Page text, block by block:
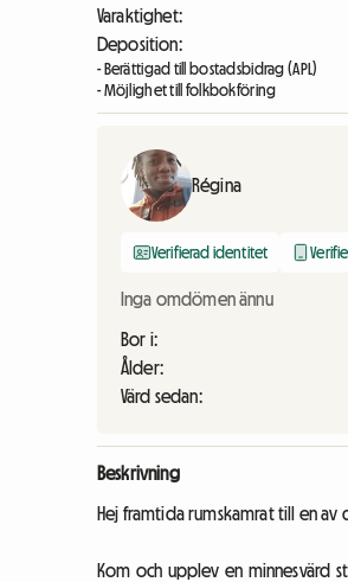
Varaktighet:
Deposition:
- Berättigad till bostadsbidrag (APL)
- Möjlighet till folkbokföring
Régina
Verifierad identitet
Inga omdömen ännu
Bor i:
Ålder:
Värd sedan:
Beskrivning
Hej framtida rumskamrat till en av
Kom och upplev en minnesvärd